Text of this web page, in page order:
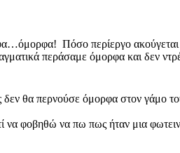
Πόσο περίεργο ακούγεται
περάσαμε όμορφα και δεν
δεν θα περνούσε όμορφα στον γάμο
να φοβηθώ να πω πως ήταν μια